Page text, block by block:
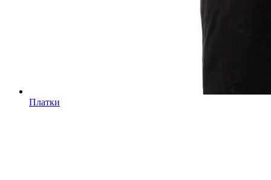
Платки